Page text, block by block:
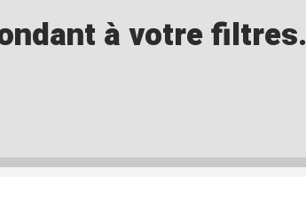
à votre filtres.